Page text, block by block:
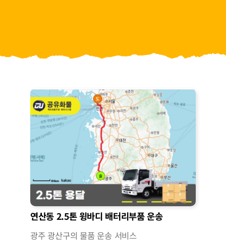
블로그
연산동 2.5톤 윙바디 배터리부품 운송
광주 광산구의 물품 운송 서비스